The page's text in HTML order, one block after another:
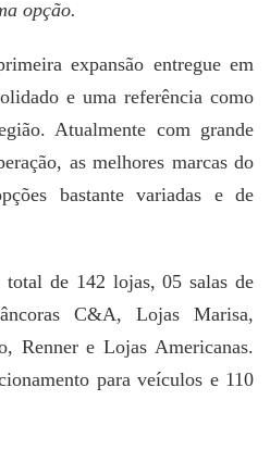
opção.
expansão entregue em
e uma referência como
Atualmente com grande
as melhores marcas do
bastante variadas e de
de 142 lojas, 05 salas de
C&A, Lojas Marisa,
Renner e Lojas Americanas.
para veículos e 110